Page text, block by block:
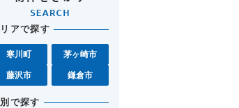
リアで探す
寒川町 茅ヶ崎市
藤沢市 鎌倉市
別で探す